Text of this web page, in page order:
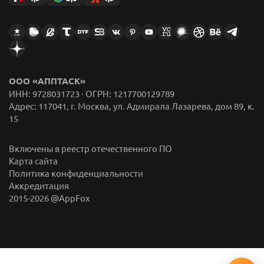
ООО «АППТАСК»
ИНН: 9728031723 · ОГРН: 1217700129789
Адрес: 117041, г. Москва, ул. Адмирала Лазарева, дом 89, к.
15
2015-2026 @AppFox
Аккредитация
Политика конфиденциальности
Карта сайта
Включены в реестр отечественного ПО